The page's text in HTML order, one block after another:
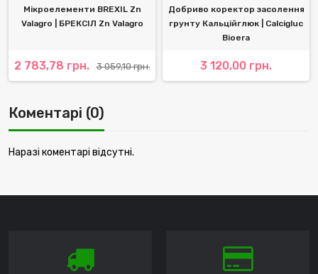
Мікроелементи BREXIL Zn
Valagro | БРЕКСІЛ Zn Valagro
2 783,78 грн. 3 059,10 грн.
Добриво коректор засолення
грунту Кальційглюк | Calcigluc
Bioera
3 120,00 грн.
Коментарі (0)
Наразі коментарі відсутні.